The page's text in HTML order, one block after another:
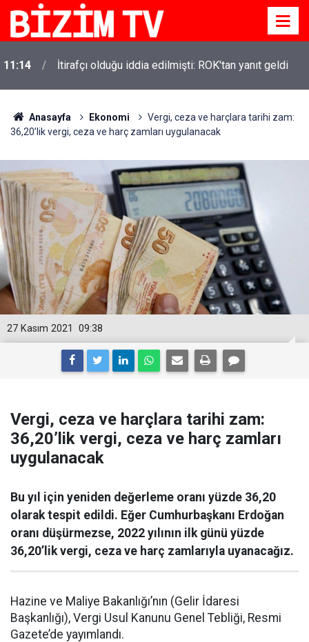
11:10 Yusuf Tekin açıkladı: YKS değişecek mi?
Anasayfa Ekonomi
Vergi, ceza ve harçlara tarihi zam:
36,20’lik vergi, ceza ve harç zamları uygulanacak
09:38
27 Kasım 2021
Vergi, ceza ve harçlara tarihi zam:
36,20’lik vergi, ceza ve harç zamları
uygulanacak
Bu yıl için yeniden değerleme oranı yüzde 36,20
olarak tespit edildi. Eğer Cumhurbaşkanı Erdoğan
oranı düşürmezse, 2022 yılının ilk günü yüzde
36,20’lik vergi, ceza ve harç zamlarıyla uyanacağız.
Hazine ve Maliye Bakanlığı’nın (Gelir İdaresi
Başkanlığı), Vergi Usul Kanunu Genel Tebliği, Resmi
Gazete’de yayımlandı.